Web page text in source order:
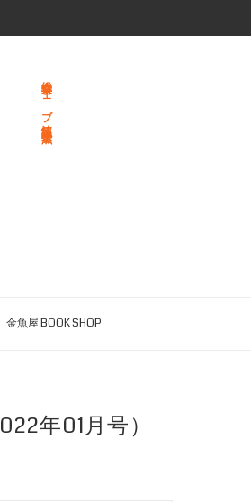
総合文学ウェブ情報誌 文学金魚
金魚屋 BOOK SHOP
年01月号）